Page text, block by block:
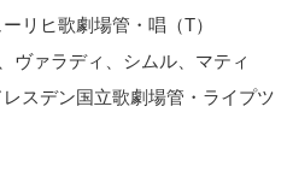
リヒ歌劇場管・唱（T）
ヴァラディ、シムル、マティ
スデン国立歌劇場管・ライプツ